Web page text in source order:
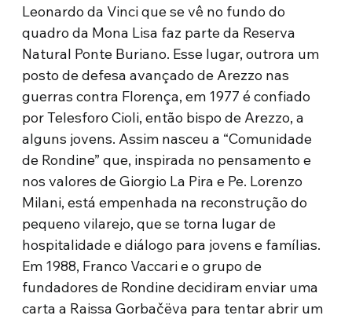
Leonardo da Vinci que se vê no fundo do
quadro da Mona Lisa faz parte da Reserva
Natural Ponte Buriano. Esse lugar, outrora um
posto de defesa avançado de Arezzo nas
guerras contra Florença, em 1977 é confiado
por Telesforo Cioli, então bispo de Arezzo, a
alguns jovens. Assim nasceu a “Comunidade
de Rondine” que, inspirada no pensamento e
nos valores de Giorgio La Pira e Pe. Lorenzo
Milani, está empenhada na reconstrução do
pequeno vilarejo, que se torna lugar de
hospitalidade e diálogo para jovens e famílias.
Em 1988, Franco Vaccari e o grupo de
fundadores de Rondine decidiram enviar uma
carta a Raissa Gorbačëva para tentar abrir um